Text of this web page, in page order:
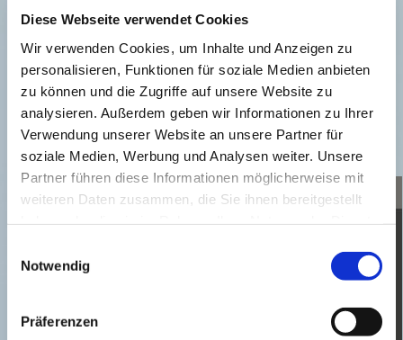
Diese Webseite verwendet Cookies
Wir verwenden Cookies, um Inhalte und Anzeigen zu
personalisieren, Funktionen für soziale Medien anbieten
zu können und die Zugriffe auf unsere Website zu
analysieren. Außerdem geben wir Informationen zu Ihrer
Verwendung unserer Website an unsere Partner für
soziale Medien, Werbung und Analysen weiter. Unsere
Partner führen diese Informationen möglicherweise mit
weiteren Daten zusammen, die Sie ihnen bereitgestellt
Notwendig
Präferenzen
Spenden für die Arbeit des„bujupo“
willkommen.
Dieses Konzert bietet nicht nur die Gelegenheit,
großartige Musik zu genießen, sondern auch
einiges über die Geschichte und Entwicklung des
Ensembles zu erfahren!